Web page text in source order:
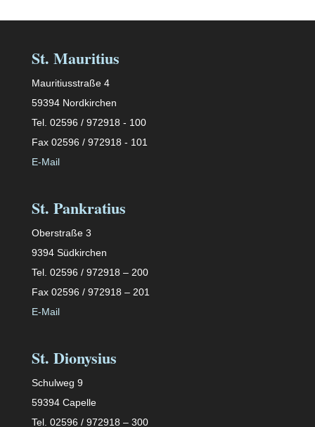
St. Mauritius
Mauritiusstraße 4
59394 Nordkirchen
Tel. 02596 / 972918 - 100
Fax 02596 / 972918 - 101
E-Mail
St. Pankratius
Oberstraße 3
9394 Südkirchen
Tel. 02596 / 972918 – 200
Fax 02596 / 972918 – 201
E-Mail
St. Dionysius
Schulweg 9
59394 Capelle
Tel. 02596 / 972918 – 300